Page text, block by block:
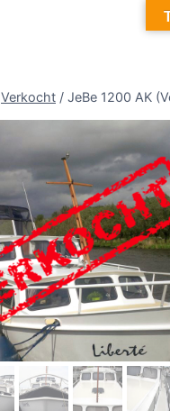
Verkocht / JeBe 1200 AK